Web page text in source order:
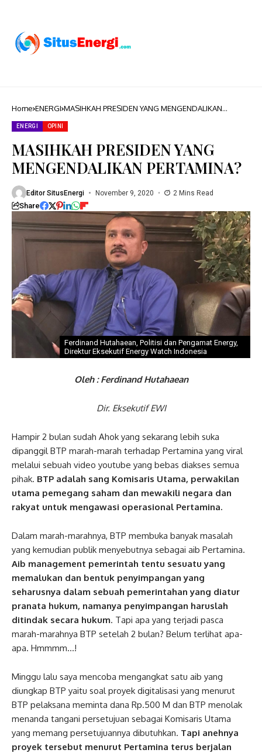
Home ENERGI MASIHKAH PRESIDEN YANG MENGENDALIKAN
ENERGI OPINI
MASIHKAH PRESIDEN YANG
MENGENDALIKAN PERTAMINA?
Editor SitusEnergi November 9, 2020 2 Mins Read
Share
Ferdinand Hutahaean, Politisi dan Pengamat Energy,
Direktur Eksekutif Energy Watch Indonesia
Oleh : Ferdinand Hutahaean
Dir. Eksekutif EWI
Hampir 2 bulan sudah Ahok yang sekarang lebih suka
dipanggil BTP marah-marah terhadap Pertamina yang viral
melalui sebuah video youtube yang bebas diakses semua
pihak. BTP adalah sang Komisaris Utama, perwakilan
utama pemegang saham dan mewakili negara dan
rakyat untuk mengawasi operasional Pertamina.
Dalam marah-marahnya, BTP membuka banyak masalah
yang kemudian publik menyebutnya sebagai aib Pertamina.
Aib management pemerintah tentu sesuatu yang
memalukan dan bentuk penyimpangan yang
seharusnya dalam sebuah pemerintahan yang diatur
pranata hukum, namanya penyimpangan haruslah
ditindak secara hukum. Tapi apa yang terjadi pasca
marah-marahnya BTP setelah 2 bulan? Belum terlihat apa-
apa. Hmmmm…!
Minggu lalu saya mencoba mengangkat satu aib yang
diungkap BTP yaitu soal proyek digitalisasi yang menurut
BTP pelaksana meminta dana Rp.500 M dan BTP menolak
menanda tangani persetujuan sebagai Komisaris Utama
yang memang persetujuannya dibutuhkan. Tapi anehnya
proyek tersebut menurut Pertamina terus berjalan